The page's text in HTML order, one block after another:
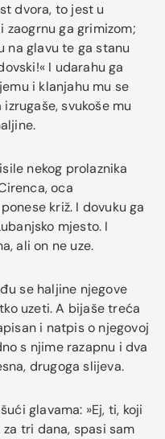
dvora, to jest u
ga grimizom;
na glavu te ga stanu
I udarahu ga
i klanjahu mu se
svukoše mu
nekog prolaznika
oca
križ. I dovuku ga
mjesto. I
ali on ne uze.
se haljine njegove
uzeti. A bijaše treća
i natpis o njegovoj
s njime razapnu i dva
drugoga slijeva.
glavama: »Ej, ti, koji
tri dana, spasi sam